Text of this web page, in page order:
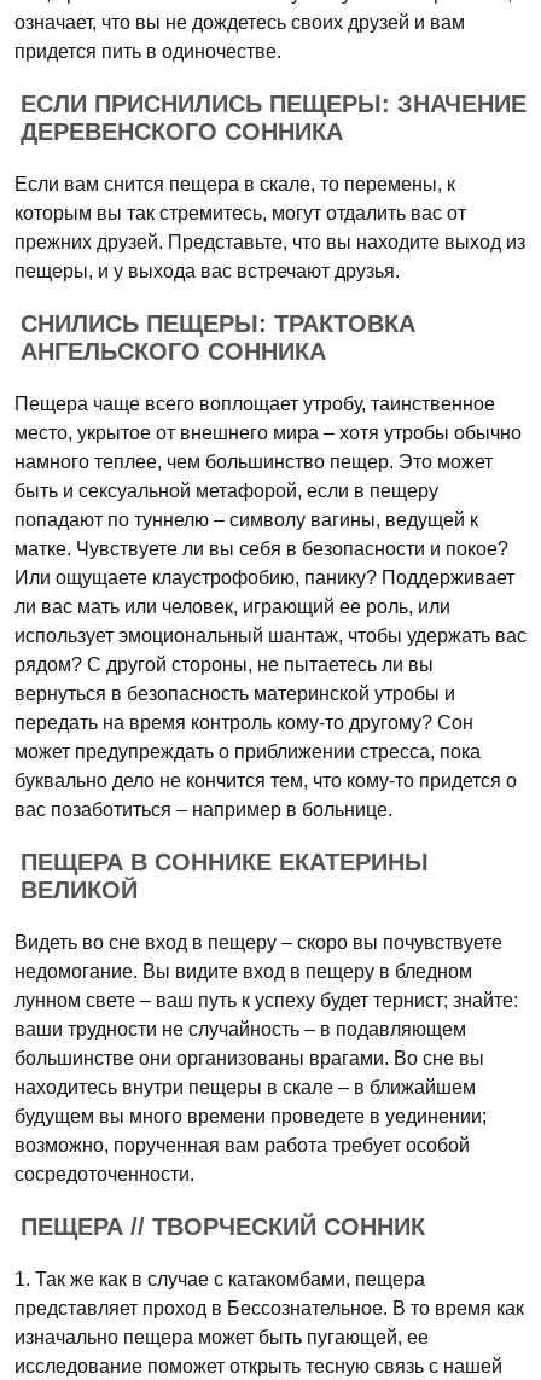
означает, что вы не дождетесь своих друзей и вам
придется пить в одиночестве.
ЕСЛИ ПРИСНИЛИСЬ ПЕЩЕРЫ: ЗНАЧЕНИЕ
ДЕРЕВЕНСКОГО СОННИКА
Если вам снится пещера в скале, то перемены, к
которым вы так стремитесь, могут отдалить вас от
прежних друзей. Представьте, что вы находите выход из
пещеры, и у выхода вас встречают друзья.
СНИЛИСЬ ПЕЩЕРЫ: ТРАКТОВКА
АНГЕЛЬСКОГО СОННИКА
Пещера чаще всего воплощает утробу, таинственное
место, укрытое от внешнего мира – хотя утробы обычно
намного теплее, чем большинство пещер. Это может
быть и сексуальной метафорой, если в пещеру
попадают по туннелю – символу вагины, ведущей к
матке. Чувствуете ли вы себя в безопасности и покое?
Или ощущаете клаустрофобию, панику? Поддерживает
ли вас мать или человек, играющий ее роль, или
использует эмоциональный шантаж, чтобы удержать вас
рядом? С другой стороны, не пытаетесь ли вы
вернуться в безопасность материнской утробы и
передать на время контроль кому-то другому? Сон
может предупреждать о приближении стресса, пока
буквально дело не кончится тем, что кому-то придется о
вас позаботиться – например в больнице.
ПЕЩЕРА В СОННИКЕ ЕКАТЕРИНЫ
ВЕЛИКОЙ
Видеть во сне вход в пещеру – скоро вы почувствуете
недомогание. Вы видите вход в пещеру в бледном
лунном свете – ваш путь к успеху будет тернист; знайте:
ваши трудности не случайность – в подавляющем
большинстве они организованы врагами. Во сне вы
находитесь внутри пещеры в скале – в ближайшем
будущем вы много времени проведете в уединении;
возможно, порученная вам работа требует особой
сосредоточенности.
ПЕЩЕРА // ТВОРЧЕСКИЙ СОННИК
1. Так же как в случае с катакомбами, пещера
представляет проход в Бессознательное. В то время как
изначально пещера может быть пугающей, ее
исследование поможет открыть тесную связь с нашей